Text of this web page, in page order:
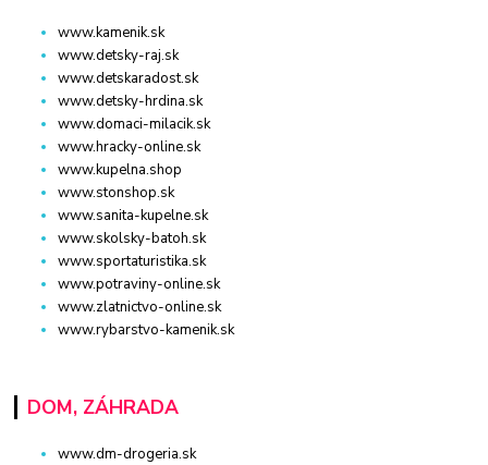
www.kamenik.sk
www.detsky-raj.sk
www.detskaradost.sk
www.detsky-hrdina.sk
www.domaci-milacik.sk
www.hracky-online.sk
www.kupelna.shop
www.stonshop.sk
www.sanita-kupelne.sk
www.skolsky-batoh.sk
www.sportaturistika.sk
www.potraviny-online.sk
www.zlatnictvo-online.sk
www.rybarstvo-kamenik.sk
DOM, ZÁHRADA
www.dm-drogeria.sk